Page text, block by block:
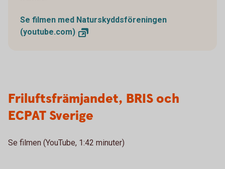
Se filmen med Naturskyddsföreningen
(youtube.com)
Friluftsfrämjandet, BRIS och
ECPAT Sverige
Se filmen (YouTube, 1:42 minuter)